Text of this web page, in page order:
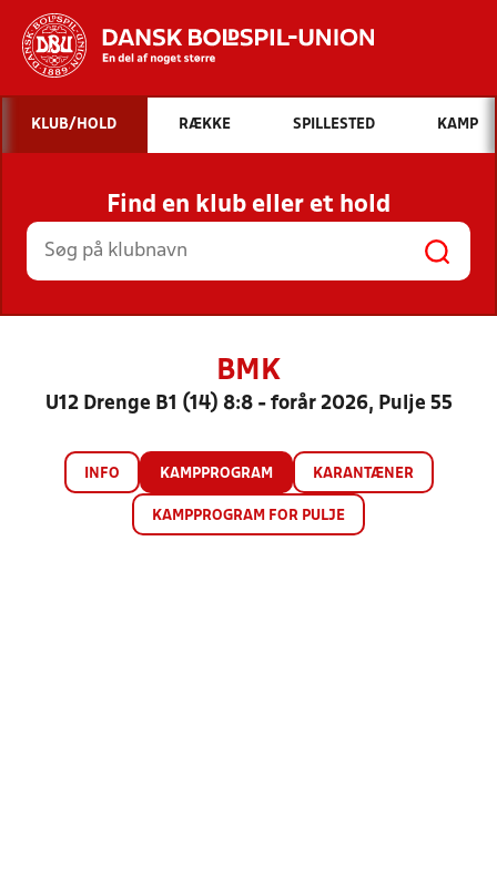
Hvad vil du søge efter?
INDHOLD OG NYHEDER
STILLINGER, RESULTATER, KLUBBER OG
HOLD
KLUB/HOLD RÆKKE SPILLESTED KAMP
Find en klub eller et hold
BMK
U12 Drenge B1 (14) 8:8 - forår 2026, Pulje 55
INFO KAMPPROGRAM KARANTÆNER
KAMPPROGRAM FOR PULJE